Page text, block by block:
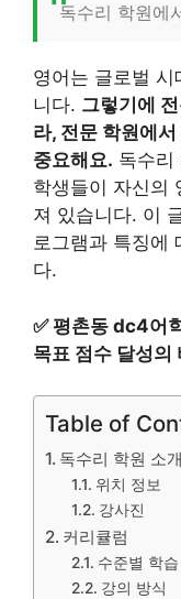
독수리 학원에
영어는 글로벌
니다. 그렇기에
라, 전문 학원에
중요해요. 독수리
학생들이 자신의
져 있습니다. 이
로그램과 특징에
다.
✅평촌동 dc4어
목표 점수 달성의
Table of
독수리 학원 소개
위치 정보
강사진
커리큘럼
수준별 학습
강의 방식